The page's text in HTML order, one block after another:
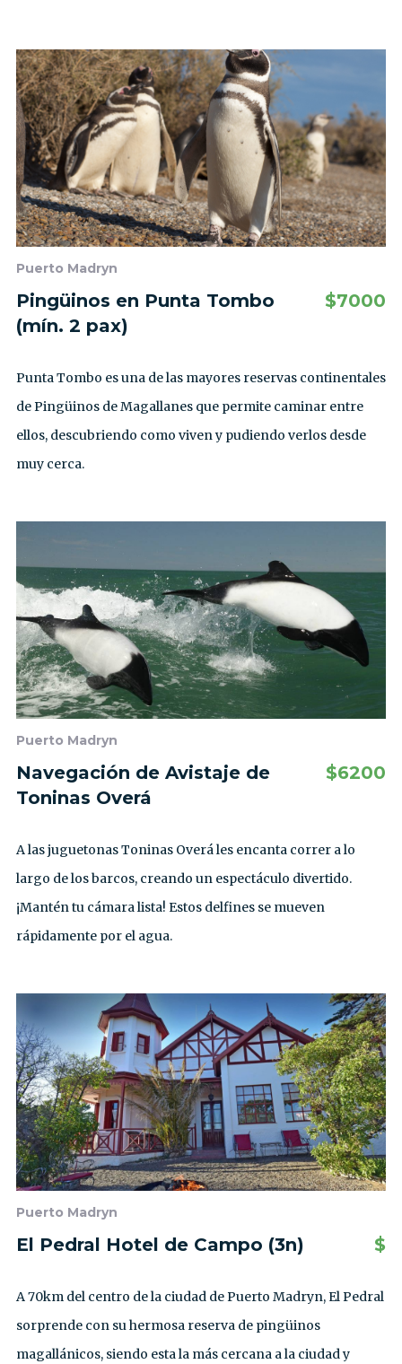
Puerto Madryn
Pingüinos en Punta Tombo
(mín. 2 pax)
$7000
Punta Tombo es una de las mayores reservas continentales
de Pingüinos de Magallanes que permite caminar entre
ellos, descubriendo como viven y pudiendo verlos desde
muy cerca.
Puerto Madryn
Navegación de Avistaje de
Toninas Overá
$6200
A las juguetonas Toninas Overá les encanta correr a lo
largo de los barcos, creando un espectáculo divertido.
¡Mantén tu cámara lista! Estos delfines se mueven
rápidamente por el agua.
Puerto Madryn
El Pedral Hotel de Campo (3n) $
A 70km del centro de la ciudad de Puerto Madryn, El Pedral
sorprende con su hermosa reserva de pingüinos
magallánicos, siendo esta la más cercana a la ciudad y